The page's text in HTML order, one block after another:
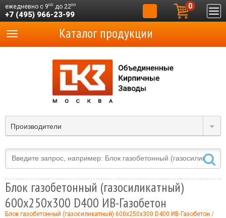
ежедневно с 900 до 2200
+7 (495) 966-23-99
0
Производители
Каталог продукции
Блок газобетонный (газосиликатный)
600x250х300 D400 ИВ-Газобетон
Блок газобетонный (газосиликатный) 600x250х300 D400 ИВ-Газобетон